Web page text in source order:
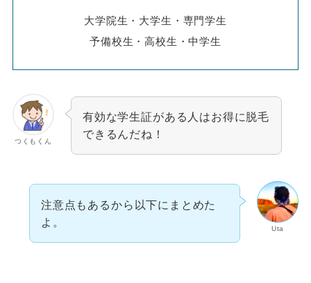
大学院生・大学生・専門学生
予備校生・高校生・中学生
つくもくん
有効な学生証がある人はお得に脱毛
できるんだね！
Uta
注意点もあるから以下にまとめた
よ。